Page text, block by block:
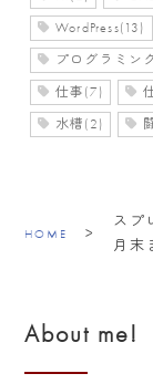
WordPress(13)
プログラミン
仕事(7)
水槽(2)
HOME >
スプ
月末
About me!